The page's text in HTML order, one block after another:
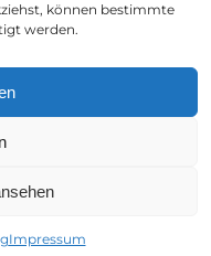
können bestimmte
werden.
Impressu m